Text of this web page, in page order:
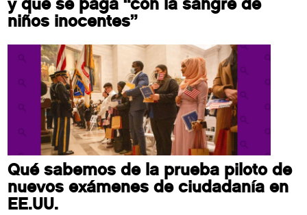
niños inocentes”
Qué sabemos de la prueba piloto de
nuevos exámenes de ciudadanía en
EE.UU.